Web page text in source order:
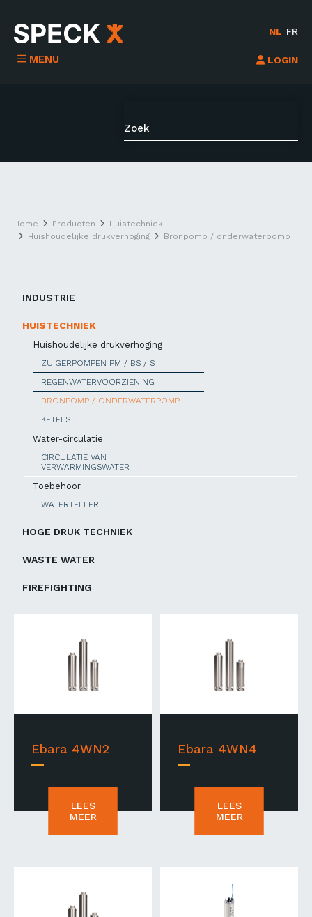
NL FR
LOGIN
MENU
Home Producten
Huistechniek
Huishoudelijke drukverhoging
Bronpomp / onderwaterpomp
INDUSTRIE
HUISTECHNIEK
Huishoudelijke drukverhoging
ZUIGERPOMPEN PM / BS / S
REGENWATERVOORZIENING
BRONPOMP / ONDERWATERPOMP
KETELS
Water-circulatie
CIRCULATIE VAN
VERWARMINGSWATER
Toebehoor
WATERTELLER
HOGE DRUK TECHNIEK
WASTE WATER
FIREFIGHTING
Ebara 4WN2
LEES
MEER
Ebara 4WN4
LEES
MEER